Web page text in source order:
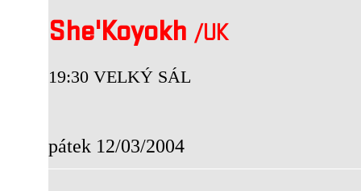
She'Koyokh /UK
19:30 VELKÝ SÁL
pátek 12/03/2004